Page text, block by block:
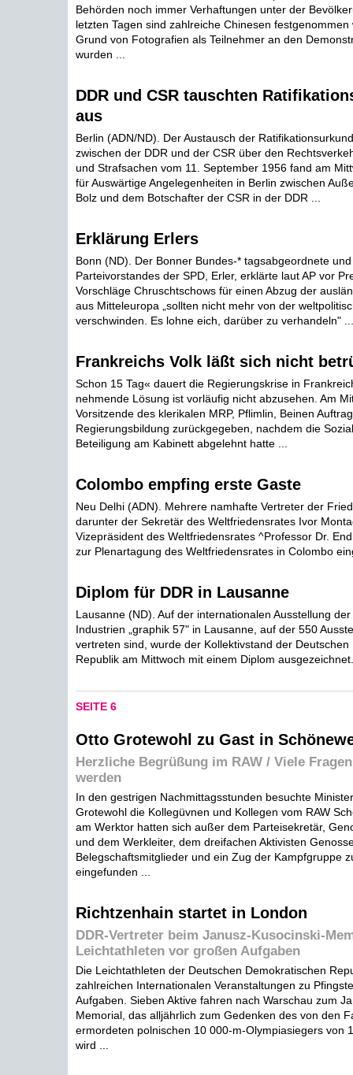
Behörden noch immer Verhaftungen unter der
letzten Tagen sind zahlreiche Chinesen
Grund von Fotografien als Teilnehmer an den
wurden ...
DDR und CSR tauschten
aus
Berlin (ADN/ND). Der Austausch der
zwischen der DDR und der CSR über den
und Strafsachen vom 11. September 1956 fand am
für Auswärtige Angelegenheiten in Berlin zwischen
Bolz und dem Botschafter der CSR in der DDR ...
Erklärung Erlers
Bonn (ND). Der Bonner Bundes-* tagsabgeordnete
Parteivorstandes der SPD, Erler, erklärte laut AP vor
Vorschläge Chruschtschows für einen Abzug der
aus Mitteleuropa „sollten nicht mehr von der
verschwinden. Es lohne eich, darüber zu verhandeln" ...
Frankreichs Volk läßt sich nicht
Schon 15 Tag« dauert die Regierungskrise in
nehmende Lösung ist vorläufig nicht abzusehen. Am
Vorsitzende des klerikalen MRP, Pflimlin, Beinen
Regierungsbildung zurückgegeben, nachdem die
Beteiligung am Kabinett abgelehnt hatte ...
Colombo empfing erste Gaste
Neu Delhi (ADN). Mehrere namhafte Vertreter der
darunter der Sekretär des Weltfriedensrates Ivor
Vizepräsident des Weltfriedensrates ^Professor Dr.
zur Plenartagung des Weltfriedensrates in Colombo
Diplom für DDR in Lausanne
Lausanne (ND). Auf der internationalen Ausstellung
Industrien „graphik 57" in Lausanne, auf der 550
vertreten sind, wurde der Kollektivstand der Deutschen
Republik am Mittwoch mit einem Diplom ausgezeichnet.
SEITE 6
Otto Grotewohl zu Gast in
Herzliche Begrüßung im RAW / Viele
werden
In den gestrigen Nachmittagsstunden besuchte
Grotewohl die Kollegüvnen und Kollegen vom RAW
am Werktor hatten sich außer dem Parteisekretär,
und dem Werkleiter, dem dreifachen Aktivisten
Belegschaftsmitglieder und ein Zug der Kampfgruppe
eingefunden ...
Richtzenhain startet in London
DDR-Vertreter beim Janusz-Kusocinski-
Leichtathleten vor großen Aufgaben
Die Leichtathleten der Deutschen Demokratischen
zahlreichen Internationalen Veranstaltungen zu
Aufgaben. Sieben Aktive fahren nach Warschau zum
Memorial, das alljährlich zum Gedenken des von den
ermordeten polnischen 10 000-m-Olympiasiegers von
wird ...